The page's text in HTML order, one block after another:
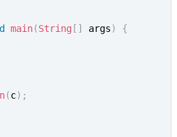
main(String [ ] args)
{
(c) ;